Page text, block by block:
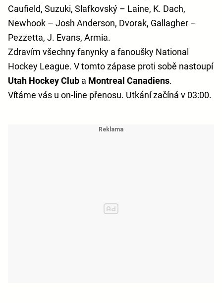
Caufield, Suzuki, Slafkovský – Laine, K. Dach,
Newhook – Josh Anderson, Dvorak, Gallagher –
Pezzetta, J. Evans, Armia.
Zdravím všechny fanynky a fanoušky National
Hockey League. V tomto zápase proti sobě nastoupí
Utah Hockey Club a Montreal Canadiens.
Vítáme vás u on-line přenosu. Utkání začíná v 03:00.